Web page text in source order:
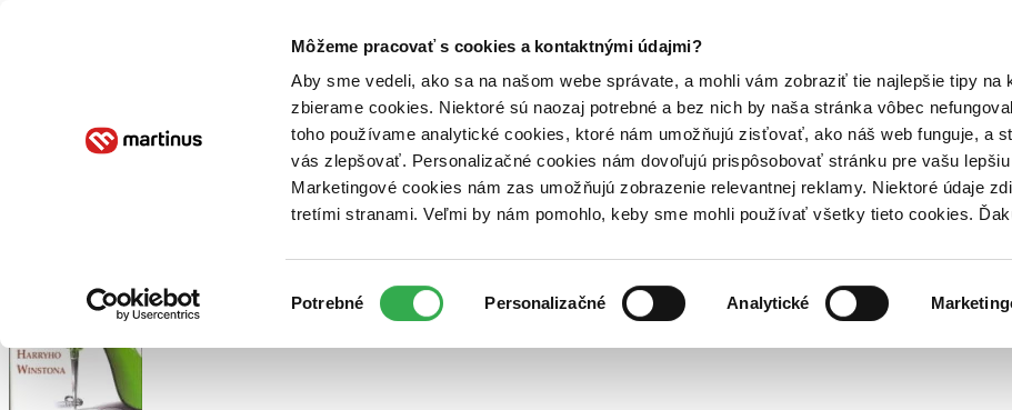
Môžeme pracovať s cookies a kontaktnými údajmi?
Aby sme vedeli, ako sa na našom webe správate, a mohli vám zobraziť tie najlepšie tipy na
zbierame cookies. Niektoré sú naozaj potrebné a bez nich by naša stránka vôbec
toho používame analytické cookies, ktoré nám umožňujú zisťovať, ako náš web funguje, a
vás zlepšovať. Personalizačné cookies nám dovoľujú prispôsobovať stránku pre vašu
Marketingové cookies nám zas umožňujú zobrazenie relevantnej reklamy. Niektoré údaje
tretími stranami. Veľmi by nám pomohlo, keby sme mohli používať všetky tieto cookies.
súhlasu
Potrebné Personalizačné Analytické
Poukážky Kontakt